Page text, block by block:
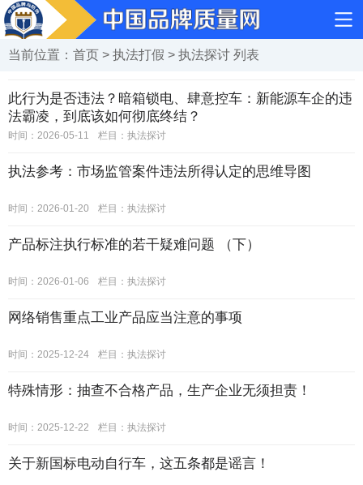
当前位置： 首页 > 执法打假 > 执法探讨 列表
此行为是否违法？暗箱锁电、肆意控车：新能源车企的违
法霸凌，到底该如何彻底终结？
时间：2026-05-11 栏目： 执法探讨
执法参考：市场监管案件违法所得认定的思维导图
时间：2026-01-20 栏目： 执法探讨
产品标注执行标准的若干疑难问题 （下）
时间：2026-01-06 栏目： 执法探讨
网络销售重点工业产品应当注意的事项
时间：2025-12-24 栏目： 执法探讨
特殊情形：抽查不合格产品，生产企业无须担责！
时间：2025-12-22 栏目： 执法探讨
关于新国标电动自行车，这五条都是谣言！